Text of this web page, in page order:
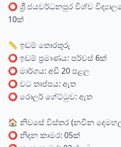
⭕ ශ්‍රී ජයවර්ධනපුර විශ්ව
10ක්
📏 ඉඩම් තොරතුරු
⭕ ඉඩම් ප්‍රමාණය: පර්චස් 6ක්
⭕ මාර්ගය: අඩි 20 පළල
⭕ වට තාප්පය: ඇත
⭕ රොලර් ගේට්ටුව: ඇත
🏠 නිවසේ විස්තර (නවීන
⭕ නිදන කාමර: 05ක්